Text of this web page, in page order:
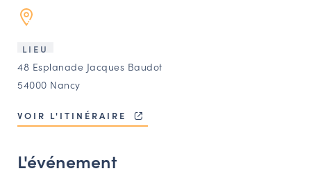
Ressources
OFFRES D’EMPLOI ET DE STAGE
BOURSE D’ÉCHANGE
CARTES DES NAUDIN
Espace acteurs
LIEU
48 Esplanade Jacques Baudot
54000 Nancy
VOIR L'ITINÉRAIRE
L'événement